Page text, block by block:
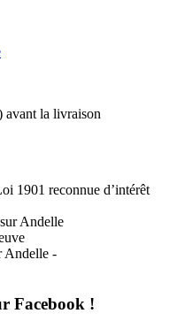
avant la livraison
1901 reconnue d’intérêt
Andelle
Andelle -
Facebook !